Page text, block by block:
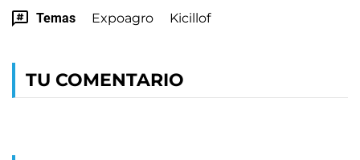
Temas Expoagro Kicillof
TU COMENTARIO